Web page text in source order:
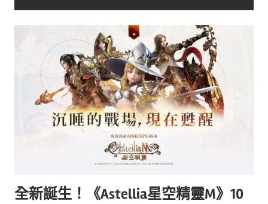
家
推
No.1
遊
全新誕生！《Astellia星空精靈M》10